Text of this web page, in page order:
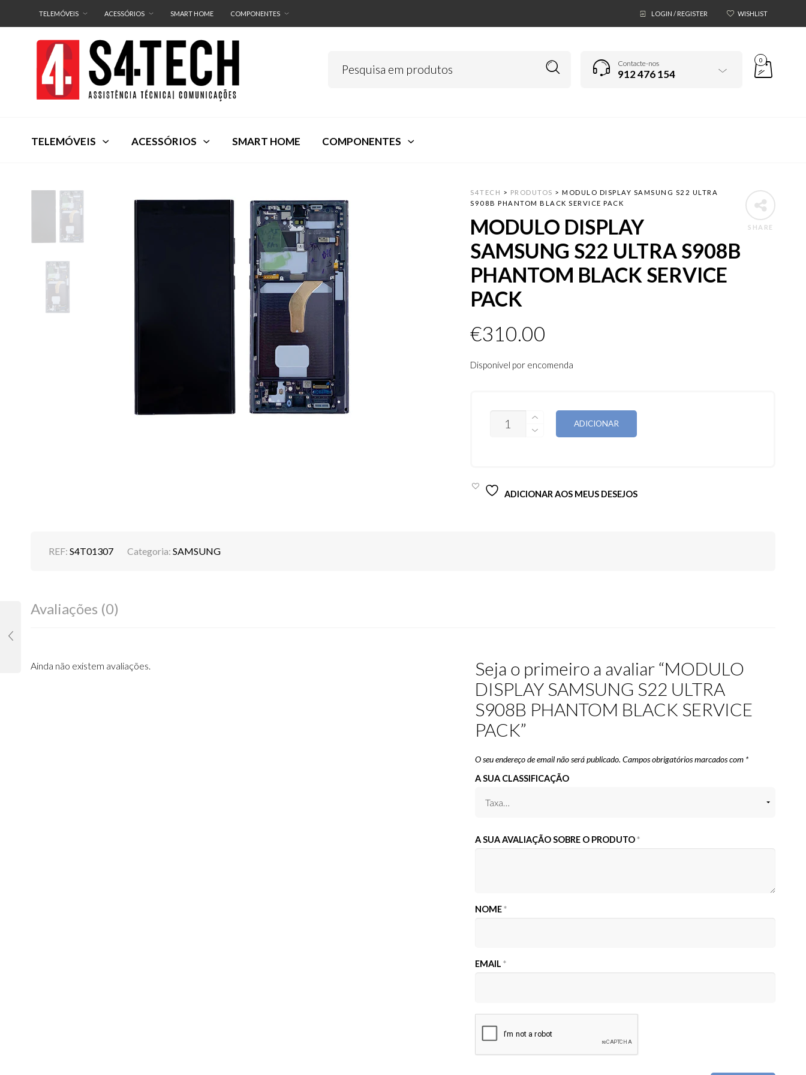
TELEMÓVEIS ACESSÓRIOS SMART HOME COMPONENTES LOGIN / REGISTER WISHLIST
Contacte-nos
912 476 154
0
TELEMÓVEIS ACESSÓRIOS SMART HOME COMPONENTES
SHARE
S4TECH > PRODUTOS >MODULO DISPLAY SAMSUNG S22 ULTRA
S908B PHANTOM BLACK SERVICE PACK
MODULO DISPLAY
SAMSUNG S22 ULTRA S908B
PHANTOM BLACK SERVICE
PACK
€310.00
Disponível por encomenda
QUANTIDADE
S908B
ADICIONAR
ADICIONAR AOS MEUS DESEJOS
REF: S4T01307 Categoria: SAMSUNG
Avaliações (0)
Ainda não existem avaliações.
Seja o primeiro a avaliar “MODULO
DISPLAY SAMSUNG S22 ULTRA
S908B PHANTOM BLACK SERVICE
PACK”
O seu endereço de email não será publicado. Campos obrigatórios marcados com *
A SUA CLASSIFICAÇÃO
A SUA AVALIAÇÃO SOBRE O PRODUTO*
NOME*
EMAIL*